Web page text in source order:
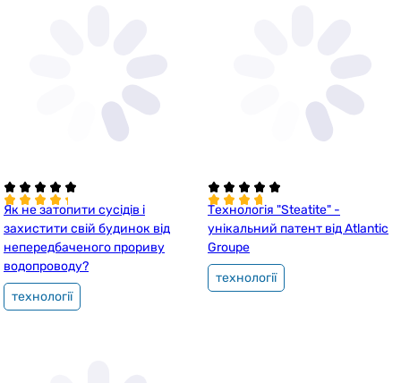
Як не затопити сусідів і
захистити свій будинок від
непередбаченого прориву
водопроводу?
технології
Технологія "Steatite" -
унікальний патент від Atlantic
Groupe
технології